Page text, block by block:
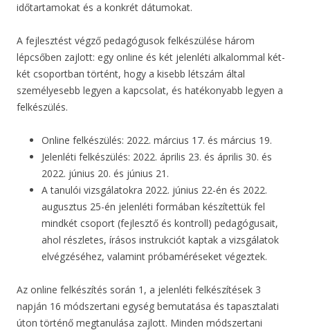
időtartamokat és a konkrét dátumokat.
A fejlesztést végző pedagógusok felkészülése három
lépcsőben zajlott: egy online és két jelenléti alkalommal két-
két csoportban történt, hogy a kisebb létszám által
személyesebb legyen a kapcsolat, és hatékonyabb legyen a
felkészülés.
Online felkészülés: 2022. március 17. és március 19.
Jelenléti felkészülés: 2022. április 23. és április 30. és
2022. június 20. és június 21.
A tanulói vizsgálatokra 2022. június 22-én és 2022.
augusztus 25-én jelenléti formában készítettük fel
mindkét csoport (fejlesztő és kontroll) pedagógusait,
ahol részletes, írásos instrukciót kaptak a vizsgálatok
elvégzéséhez, valamint próbaméréseket végeztek.
Az online felkészítés során 1, a jelenléti felkészítések 3
napján 16 módszertani egység bemutatása és tapasztalati
úton történő megtanulása zajlott. Minden módszertani